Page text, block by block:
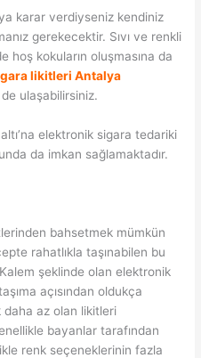
karar verdiyseniz kendiniz
gerekecektir. Sıvı ve renkli
hoş kokuların oluşmasına da
likitleri Antalya
ulaşabilirsiniz.
elektronik sigara tedariki
da imkan sağlamaktadır.
bahsetmek mümkün
rahatlıkla taşınabilen bu
şeklinde olan elektronik
açısından oldukça
az olan likitleri
bayanlar tarafından
renk seçeneklerinin fazla